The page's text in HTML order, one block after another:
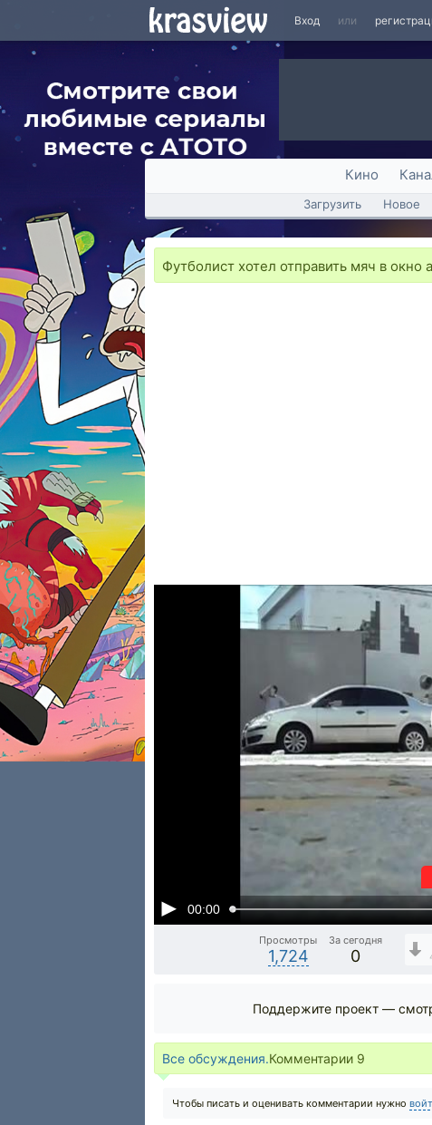
Вход или
Кино
Загрузить Новое
Футболист хотел отправить мяч в окно
00:00
Просмотры
1,724
За сегодня
0
Поддержите проект —
Все обсуждения.Комментарии 9
Чтобы писать и оценивать комментарии нужно